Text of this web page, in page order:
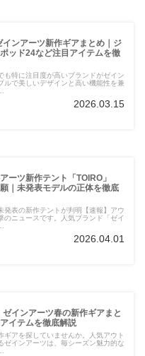
インアーツ新作ギアまとめ｜ジ
ッド24など注目アイテムを徹
も特に注目度が高いブランドがゼイン
ルで美しいデザインと高い機能性を兼
2026.03.15
ーツ新作テント「TOIRO」
願｜未発表モデルの正体を徹底
発表の新作テントが判明【速報】アウ
のニュースです。人気ブランド「ゼイ
2026.04.01
ゼインアーツ春の新作ギアまと
イテムを徹底解説
ギアを探していませんか。人気アウト
ゼインアーツは、毎シーズン魅力的な